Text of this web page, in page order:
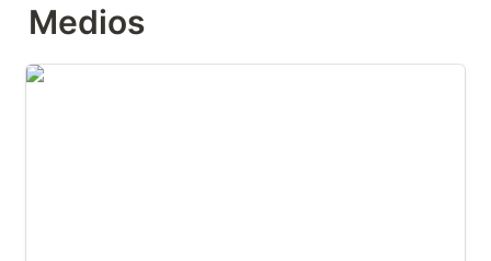
Medios
'Mi rincón favorito', el nuevo Calendario Solidario de